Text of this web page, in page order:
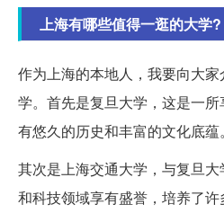
上海有哪些值得一逛的大学?
作为上海的本地人，我要向大
学。首先是复旦大学，这是一
有悠久的历史和丰富的文化底蕴。
其次是上海交通大学，与复旦
和科技领域享有盛誉，培养了许